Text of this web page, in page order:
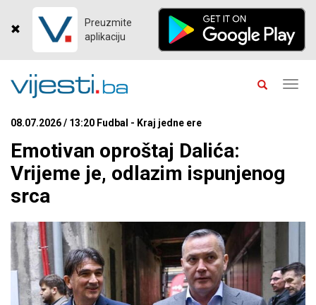
Preuzmite
aplikaciju
08.07.2026 / 13:20 Fudbal - Kraj jedne ere
Emotivan oproštaj Dalića:
Vrijeme je, odlazim ispunjenog
srca